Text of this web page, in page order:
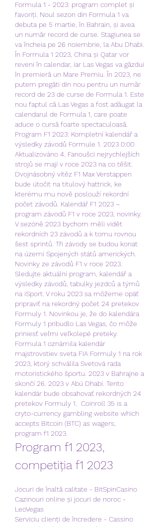
Formula 1 - 2023: program complet și
favoriți. Noul sezon din Formula 1 va
debuta pe 5 martie, în Bahrain, și avea
un număr record de curse. Stagiunea se
va încheia pe 26 noiembrie, la Abu Dhabi.
În Formula 1 2023, China și Qatar vor
reveni în calendar, iar Las Vegas va găzdui
în premieră un Mare Premiu. În 2023, ne
putem pregăti din nou pentru un număr
record de 23 de curse de Formula 1. Este
nou faptul că Las Vegas a fost adăugat la
calendarul de Formula 1, care poate
aduce o cursă foarte spectaculoasă.
Program F1 2023: Kompletní kalendář a
výsledky závodů Formule 1. 2023 0:00
Aktualizováno 4. Fanoušci nejrychlejších
strojů se mají v roce 2023 na co těšit.
Dvojnásobný vítěz F1 Max Verstappen
bude útočit na titulový hattrick, ke
kterému mu nově poslouží rekordní
počet závodů. Kalendář F1 2023 –
program závodů F1 v roce 2023, novinky.
V sezóně 2023 bychom měli vidět
rekordních 23 závodů a k tomu rovnou
šest sprintů. Tři závody se budou konat
na území Spojených států amerických.
Novinky ze závodů F1 v roce 2023.
Sledujte aktuální program, kalendář a
výsledky závodů, tabulky jezdců a týmů
na iSport. V roku 2023 sa môžeme opäť
pripraviť na rekordný počet 24 pretekov
Formuly 1. Novinkou je, že do kalendára
Formuly 1 pribudlo Las Vegas, čo môže
priniesť veľmi veľkolepé preteky.
Formula 1 oznámila kalendár
majstrovstiev sveta FIA Formuly 1 na rok
2023, ktorý schválila Svetová rada
motoristického športu. 2023 v Bahrajne a
skončí 26. 2023 v Abú Dhabí. Tento
kalendár bude obsahovať rekordných 24
pretekov Formuly 1.  Coinroll 35 is a
cryto-currency gambling website which
accepts Bitcoin (BTC) as wagers,
program f1 2023.
Program f1 2023,
competiția f1 2023
Jocuri de înaltă calitate - BitSpinCasino
Cazinouri online și jocuri de noroc -
LeoVegas
Serviciu clienți de încredere - Cassino